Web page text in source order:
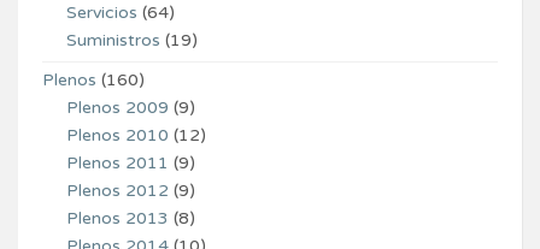
Servicios (64)
Suministros (19)
Plenos (160)
Plenos 2009 (9)
Plenos 2010 (12)
Plenos 2011 (9)
Plenos 2012 (9)
Plenos 2013 (8)